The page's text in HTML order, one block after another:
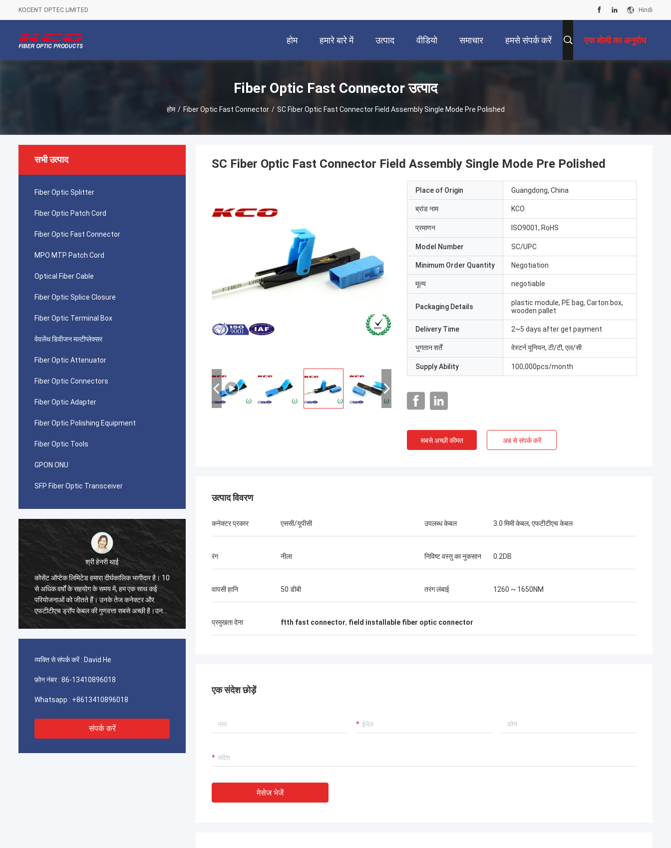
KOCENT OPTEC LIMITED Hindi
होम हमारे बारे में उत्पाद वीडियो समाचार हमसे संपर्क करें एक बोली का अनुरोध
Fiber Optic Fast Connector उत्पाद
होम / Fiber Optic Fast Connector / SC Fiber Optic Fast Connector Field Assembly Single Mode Pre Polished
सभी उत्पाद
Fiber Optic Splitter
Fiber Optic Patch Cord
Fiber Optic Fast Connector
MPO MTP Patch Cord
Optical Fiber Cable
Fiber Optic Splice Closure
Fiber Optic Terminal Box
वेवलेंथ डिवीजन मल्टीप्लेक्सर
Fiber Optic Attenuator
Fiber Optic Connectors
Fiber Optic Adapter
Fiber Optic Polishing Equipment
Fiber Optic Tools
GPON ONU
SFP Fiber Optic Transceiver
श्री हेनरी थाई
कोसेंट ऑप्टेक लिमिटेड हमारा दीर्घकालिक भागीदार है। 10
से अधिक वर्षों के सहयोग के समय में, हम एक साथ कई
परियोजनाओं को जीतते हैं। उनके तेज कनेक्टर और
एफटीटीएच ड्रॉप केबल की गुणवत्ता सबसे अच्छी है।उनके
उत्पाद अब मेरे देश भर में कवर कर रहे हैं.
Limited के साथ पहला ऑर्डर किया। GYXTW केबल
श्री थंग Nguyen
भागीदारों में से एक है। हम उनसे हर महीने 2 से 3 कंटेनर
गुणवत्ता बहुत अच्छी हैउनके समर्थन से हम कई दूरसंचार
से अधिक वर्षों के सहयोग के समय में, हम एक साथ कई
व्यक्ति से संपर्क करें : David He
फ़ोन नंबर : 86-13410896018
Whatsapp : +8613410896018
संपर्क करें
SC Fiber Optic Fast Connector Field Assembly Single Mode Pre Polished
Place of Origin Guangdong, China
ब्रांड नाम KCO
प्रमाणन ISO9001, RoHS
Model Number SC/UPC
Minimum Order Quantity Negotiation
मूल्य negotiable
Packaging Details
plastic module, PE bag, Carton box,
wooden pallet
Delivery Time 2~5 days after get payment
भुगतान शर्तें वेस्टर्न यूनियन, टी/टी, एल/सी
Supply Ability 100,000pcs/month
सबसे अच्छी कीमत अब से संपर्क करें
उत्पाद विवरण
कनेक्टर प्रकार एससी/यूपीसी उपलब्ध केबल 3.0 मिमी केबल, एफटीटीएच केबल
रंग नीला निविष्ट वस्तु का नुकसान 0.2DB
वापसी हानि 50 डीबी तरंग लंबाई 1260 ~ 1650NM
प्रमुखता देना ftth fast connector, field installable fiber optic connector
एक संदेश छोड़ें
मेसेज भेजें